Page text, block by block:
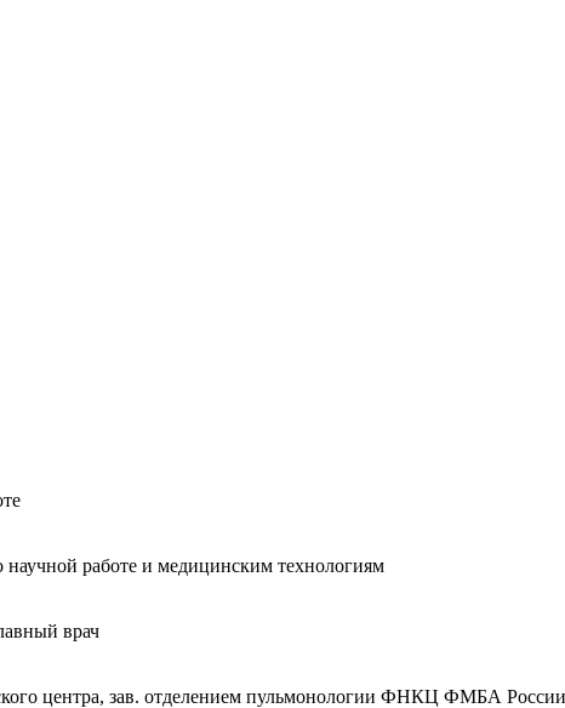
научной работе и медицинским технологиям
врач
центра, зав. отделением пульмонологии ФНКЦ ФМБА